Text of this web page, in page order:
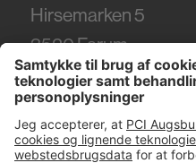
Hirsemarken 5
3520Farum
Tel. +45 86 61 22 99